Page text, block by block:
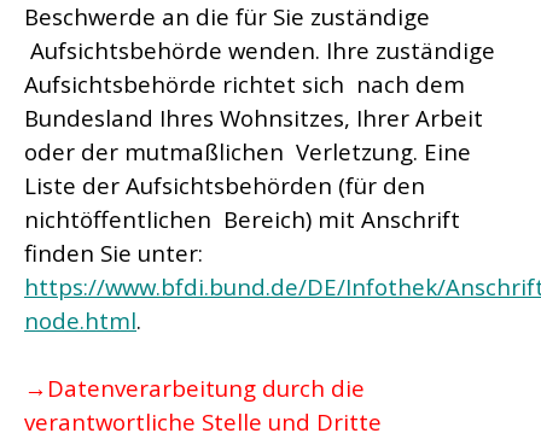
Beschwerde an die für Sie zuständige
Aufsichtsbehörde wenden. Ihre zuständige
Aufsichtsbehörde richtet sich nach dem
Bundesland Ihres Wohnsitzes, Ihrer Arbeit
oder der mutmaßlichen Verletzung. Eine
Liste der Aufsichtsbehörden (für den
nichtöffentlichen Bereich) mit Anschrift
finden Sie unter:
https://www.bfdi.bund.de/DE/Infothek/
node.html.
→Datenverarbeitung durch die
verantwortliche Stelle und Dritte